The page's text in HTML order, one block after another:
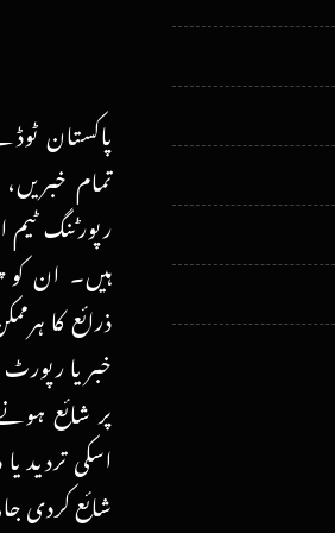
پاکستان
تمام
رپورٹنگ
ہیں۔ ان
ذرائع کا
خبر یا
پر شائع
اسکی تردید
شائع کردی